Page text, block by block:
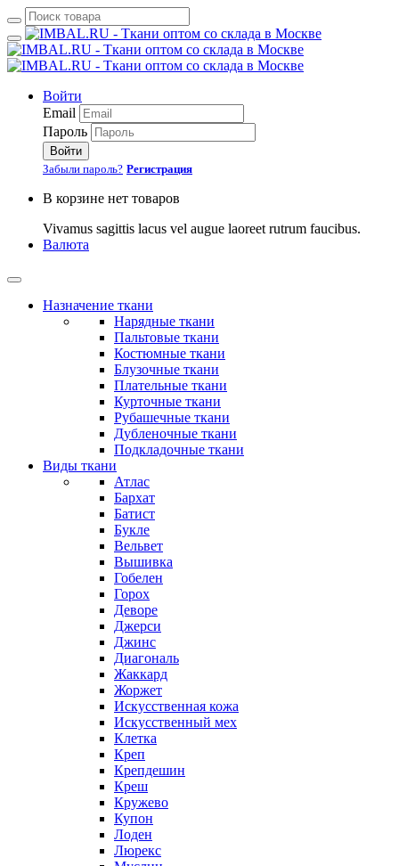
Войти
Email
Пароль
Войти
Забыли пароль? Регистрация
В корзине нет товаров
Vivamus sagittis lacus vel augue laoreet rutrum faucibus.
Валюта
Назначение ткани
Нарядные ткани
Пальтовые ткани
Костюмные ткани
Блузочные ткани
Плательные ткани
Курточные ткани
Рубашечные ткани
Дубленочные ткани
Подкладочные ткани
Виды ткани
Атлас
Бархат
Батист
Букле
Вельвет
Вышивка
Гобелен
Горох
Деворе
Джерси
Джинс
Диагональ
Жаккард
Жоржет
Искусственная кожа
Искусственный мех
Клетка
Креп
Крепдешин
Креш
Кружево
Купон
Лоден
Люрекс